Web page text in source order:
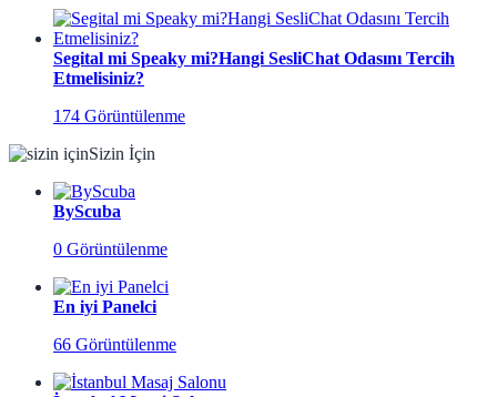
Segital mi Speaky mi?Hangi SesliChat Odasını Tercih
Etmelisiniz?
174 Görüntülenme
Sizin İçin
ByScuba
0 Görüntülenme
En iyi Panelci
66 Görüntülenme